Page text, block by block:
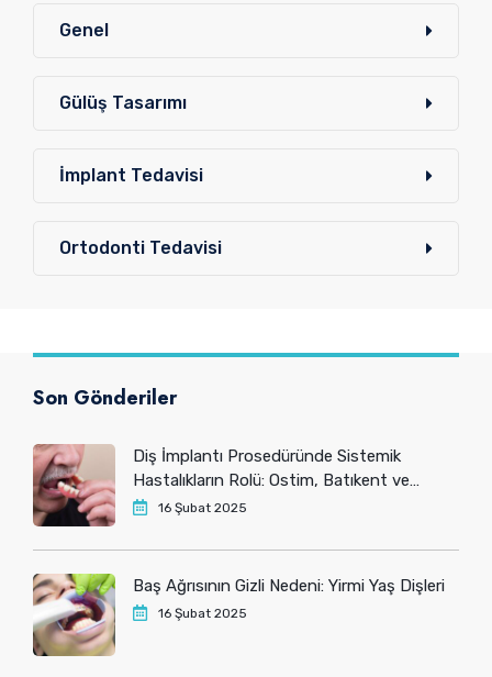
Genel
Gülüş Tasarımı
İmplant Tedavisi
Ortodonti Tedavisi
Son Gönderiler
Diş İmplantı Prosedüründe Sistemik
Hastalıkların Rolü: Ostim, Batıkent ve
Yenimahalle’deki Hastaların Bilmesi
16 Şubat 2025
Baş Ağrısının Gizli Nedeni: Yirmi Yaş Dişleri
16 Şubat 2025